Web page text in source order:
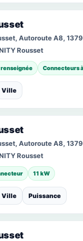
Autoroute A8,
Rousset
Connecteurs
Ville
Autoroute A8,
Rousset
11 kW
Ville Puissance